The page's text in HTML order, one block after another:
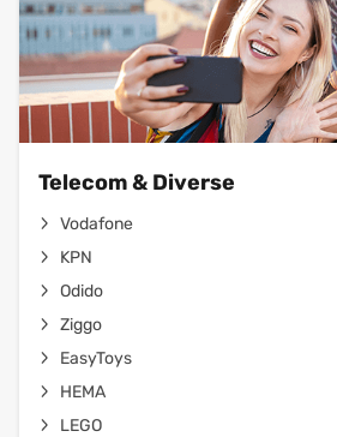
Telecom & Diverse
Vodafone
KPN
Odido
Ziggo
EasyToys
HEMA
LEGO